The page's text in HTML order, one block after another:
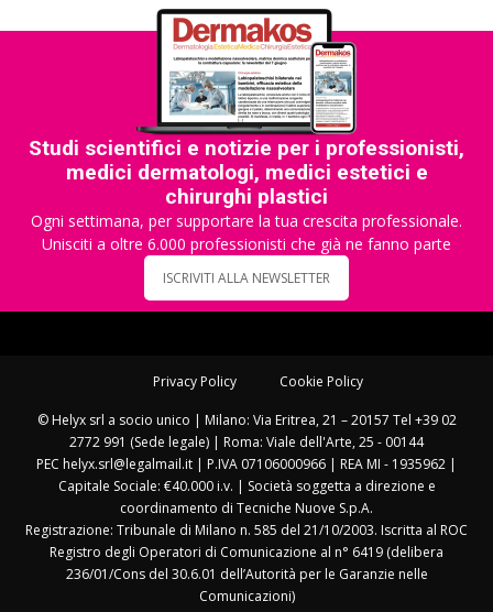
Studi scientifici e notizie per i professionisti,
medici dermatologi, medici estetici e
chirurghi plastici
Ogni settimana, per supportare la tua crescita professionale.
Unisciti a oltre 6.000 professionisti che già ne fanno parte
ISCRIVITI ALLA NEWSLETTER
Privacy Policy Cookie Policy
© Helyx srl a socio unico | Milano: Via Eritrea, 21 – 20157 Tel +39 02
2772 991 (Sede legale) | Roma: Viale dell'Arte, 25 - 00144
PEC helyx.srl@legalmail.it | P.IVA 07106000966 | REA MI - 1935962 |
Capitale Sociale: €40.000 i.v. | Società soggetta a direzione e
coordinamento di Tecniche Nuove S.p.A.
Registrazione: Tribunale di Milano n. 585 del 21/10/2003. Iscritta al ROC
Registro degli Operatori di Comunicazione al n° 6419 (delibera
236/01/Cons del 30.6.01 dell’Autorità per le Garanzie nelle
Comunicazioni)